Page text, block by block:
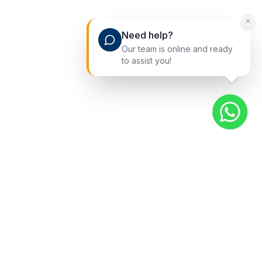
Need help?
Our team is online and ready
to assist you!